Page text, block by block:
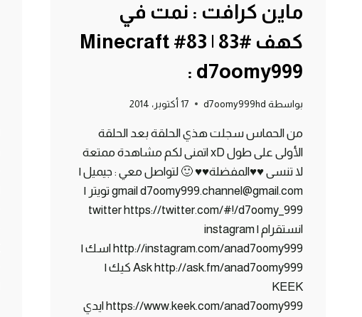
ماين كرافت : نمت في
كهف #83 | 83# Minecraft
: d7oomy999
بواسطة d7oomy999hd 17 أكتوبر، 2014
من الحماس سجلت هذي الحلقة بعد الحلقة
الأولى على طول xD اتمنى لكم مشاهدة ممتعة
لا تنسى ♥♥المفضلة♥♥ 🙂 لتواصل معي : جيميل |
gmail d7oomy999.channel@gmail.com تويتر |
twitter https://twitter.com/#!/d7oomy_999
انستقرام | instagram
http://instagram.com/anad7oomy999 اسك |
Ask http://ask.fm/anad7oomy999 كيك |
KEEK
https://www.keek.com/anad7oomy999 ايدي